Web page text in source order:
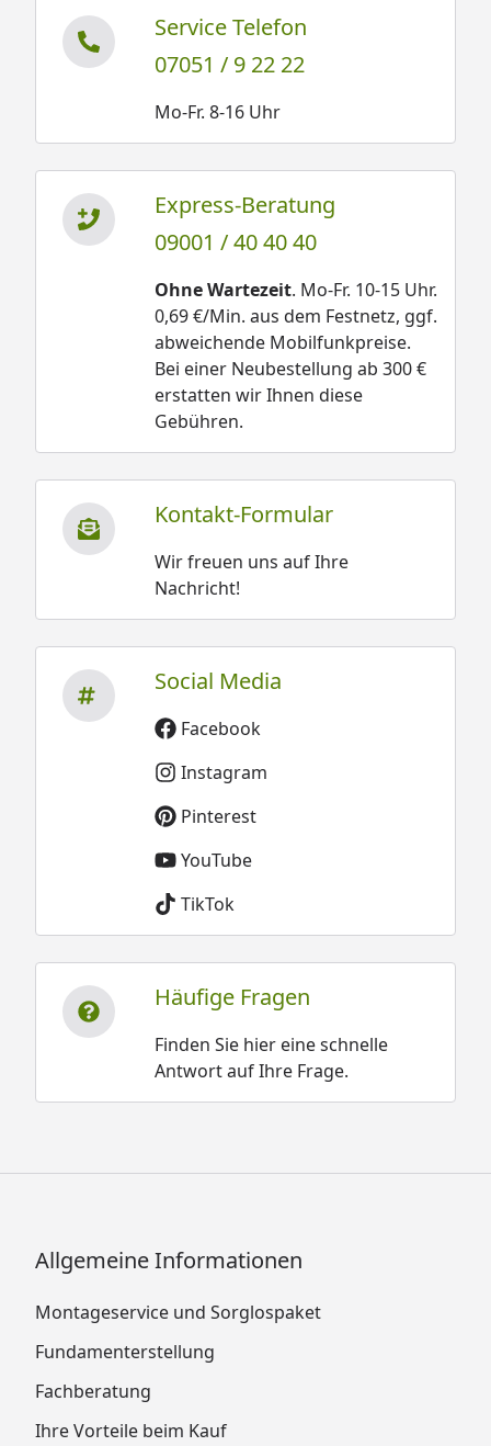
Service Telefon
07051 / 9 22 22
Mo-Fr. 8-16 Uhr
Express-Beratung
09001 / 40 40 40
Ohne Wartezeit. Mo-Fr. 10-15 Uhr.
0,69 €/Min. aus dem Festnetz, ggf.
abweichende Mobilfunkpreise.
Bei einer Neubestellung ab 300 €
erstatten wir Ihnen diese
Gebühren.
Kontakt-Formular
Wir freuen uns auf Ihre
Nachricht!
Social Media
Facebook
Instagram
Pinterest
YouTube
TikTok
Häufige Fragen
Finden Sie hier eine schnelle
Antwort auf Ihre Frage.
Allgemeine Informationen
Montageservice und Sorglospaket
Fundamenterstellung
Fachberatung
Ihre Vorteile beim Kauf